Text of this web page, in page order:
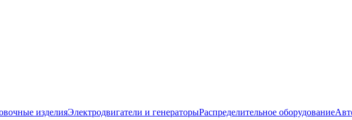
изделияЭлектродвигатели и генераторыРаспределительное оборудование